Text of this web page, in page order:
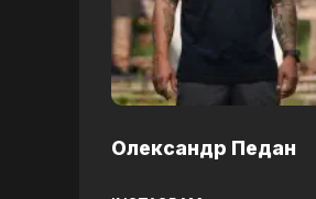
Олександр Педан